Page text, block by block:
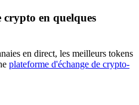
récompenses compétitives
crypto en quelques
en direct, les meilleurs tokens
plateforme d'échange de crypto-